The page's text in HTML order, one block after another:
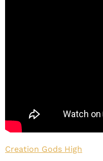
Creation Gods High